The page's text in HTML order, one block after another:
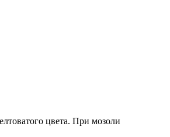
цвета. При мозоли